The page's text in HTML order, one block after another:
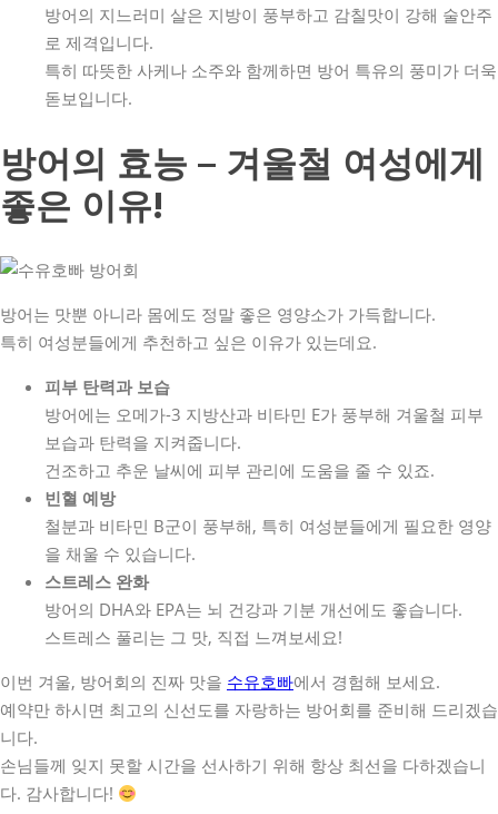
방어의 지느러미 살은 지방이 풍부하고 감칠맛이 강해 술안주
로 제격입니다.
특히 따뜻한 사케나 소주와 함께하면 방어 특유의 풍미가 더욱
돋보입니다.
방어의 효능 – 겨울철 여성에게
좋은 이유!
방어는 맛뿐 아니라 몸에도 정말 좋은 영양소가 가득합니다.
특히 여성분들에게 추천하고 싶은 이유가 있는데요.
피부 탄력과 보습
방어에는 오메가-3 지방산과 비타민 E가 풍부해 겨울철 피부
보습과 탄력을 지켜줍니다.
건조하고 추운 날씨에 피부 관리에 도움을 줄 수 있죠.
빈혈 예방
철분과 비타민 B군이 풍부해, 특히 여성분들에게 필요한 영양
을 채울 수 있습니다.
스트레스 완화
방어의 DHA와 EPA는 뇌 건강과 기분 개선에도 좋습니다.
스트레스 풀리는 그 맛, 직접 느껴보세요!
이번 겨울, 방어회의 진짜 맛을 수유호빠에서 경험해 보세요.
예약만 하시면 최고의 신선도를 자랑하는 방어회를 준비해 드리겠습
니다.
손님들께 잊지 못할 시간을 선사하기 위해 항상 최선을 다하겠습니
다. 감사합니다!